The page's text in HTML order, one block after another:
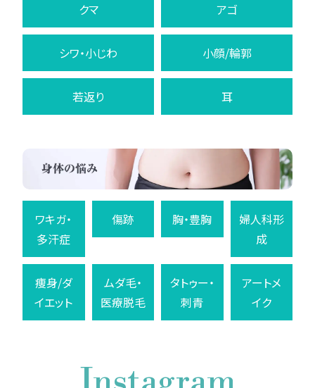
クマ アゴ
シワ・小じわ 小顔/輪郭
若返り 耳
ワキガ・
多汗症
傷跡 胸・豊胸
婦人科形
成
痩身/ダ
イエット
ムダ毛・
医療脱毛
タトゥー・
刺青
アートメ
イク